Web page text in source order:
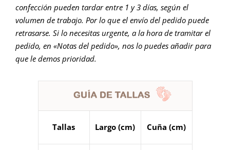
confección pueden tardar entre 1 y 3 días, según el
volumen de trabajo. Por lo que el envío del pedido puede
retrasarse. Si lo necesitas urgente, a la hora de tramitar el
pedido, en «Notas del pedido», nos lo puedes añadir para
que le demos prioridad.
Tallas Largo (cm) Cuña (cm)